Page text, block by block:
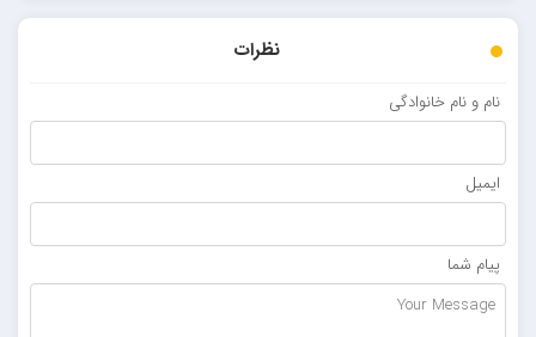
نظرات
نام و نام خانوادگی
ایمیل
پیام شما